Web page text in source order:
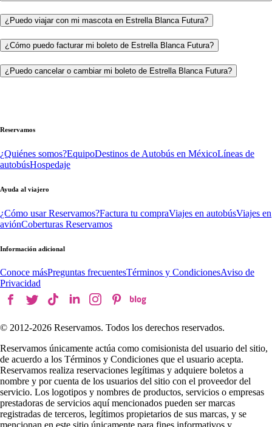
¿Puedo viajar con mi mascota en Estrella Blanca Futura?
¿Cómo puedo facturar mi boleto de Estrella Blanca Futura?
¿Puedo cancelar o cambiar mi boleto de Estrella Blanca Futura?
Reservamos
¿Quiénes somos?EquipoDestinos de Autobús en MéxicoLíneas de
autobúsHospedaje
Ayuda al viajero
¿Cómo usar Reservamos?Factura tu compraViajes en autobúsViajes en
aviónCoberturas Reservamos
Información adicional
Conoce másPreguntas frecuentesTérminos y CondicionesAviso de
Privacidad
© 2012-2026 Reservamos. Todos los derechos reservados.
Reservamos únicamente actúa como comisionista del usuario del sitio,
de acuerdo a los Términos y Condiciones que el usuario acepta.
Reservamos realiza reservaciones legítimas y adquiere boletos a
nombre y por cuenta de los usuarios del sitio con el proveedor del
servicio. Los logotipos y nombres de productos, servicios o empresas
prestadoras de servicios aquí mencionados pueden ser marcas
registradas de terceros, legítimos propietarios de sus marcas, y se